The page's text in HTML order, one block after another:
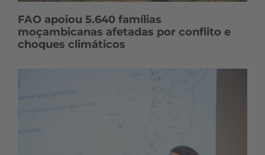
FAO apoiou 5.640 famílias
moçambicanas afetadas por conflito e
choques climáticos